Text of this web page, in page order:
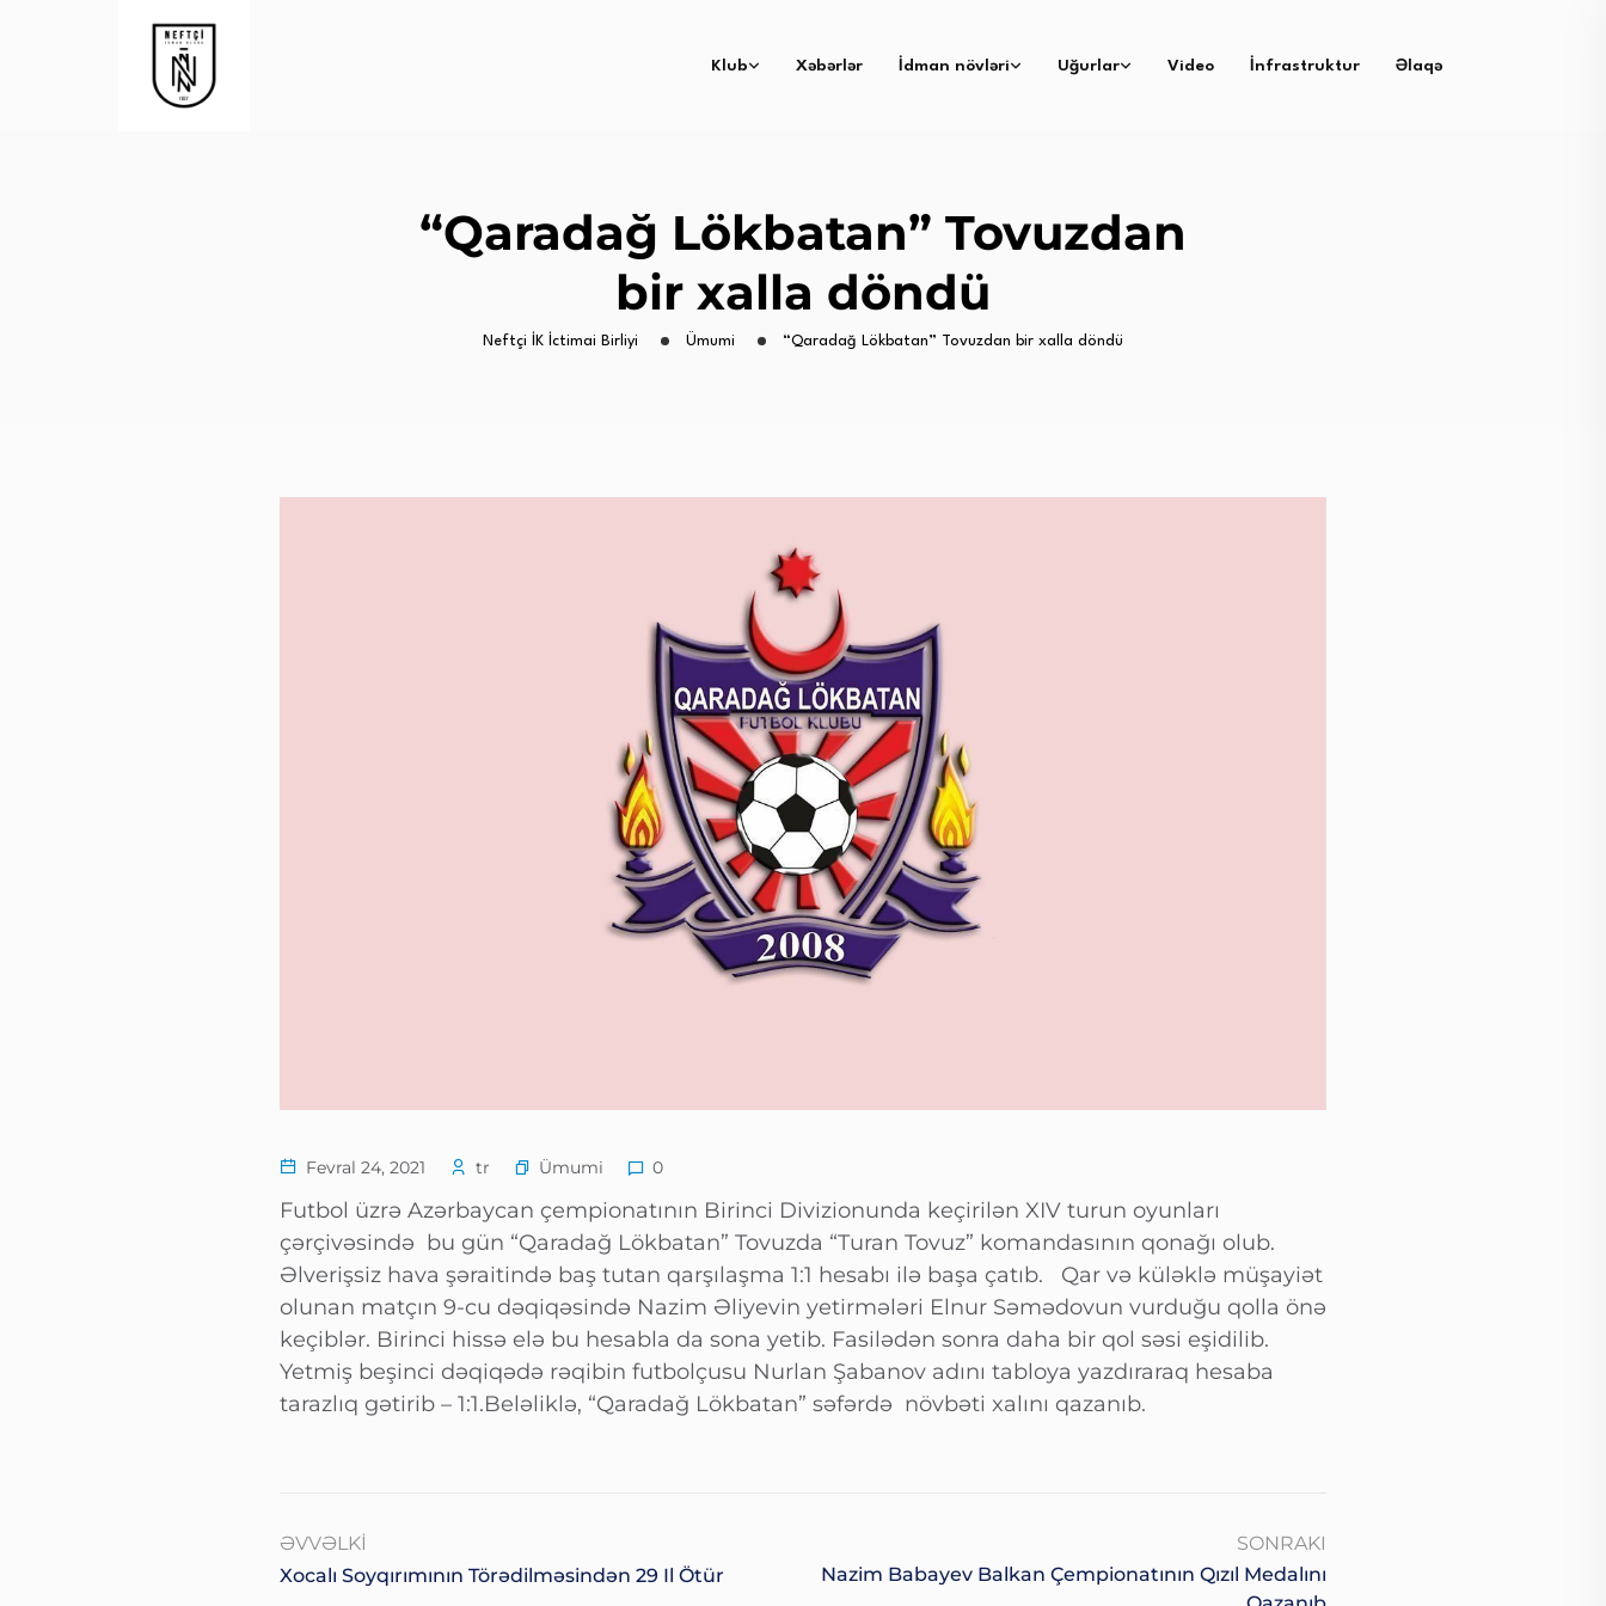
Klub Xəbərlər İdman növləri Uğurlar Video İnfrastruktur Əlaqə
“Qaradağ Lökbatan” Tovuzdan
bir xalla döndü
Neftçi İK İctimai Birliyi Ümumi “Qaradağ Lökbatan” Tovuzdan bir xalla döndü
Fevral 24, 2021 tr Ümumi 0
Futbol üzrə Azərbaycan çempionatının Birinci Divizionunda keçirilən XIV turun oyunları
çərçivəsində bu gün “Qaradağ Lökbatan” Tovuzda “Turan Tovuz” komandasının qonağı olub.
Əlverişsiz hava şəraitində baş tutan qarşılaşma 1:1 hesabı ilə başa çatıb. Qar və küləklə müşayiət
olunan matçın 9-cu dəqiqəsində Nazim Əliyevin yetirmələri Elnur Səmədovun vurduğu qolla önə
keçiblər. Birinci hissə elə bu hesabla da sona yetib. Fasilədən sonra daha bir qol səsi eşidilib.
Yetmiş beşinci dəqiqədə rəqibin futbolçusu Nurlan Şabanov adını tabloya yazdıraraq hesaba
tarazlıq gətirib – 1:1.Beləliklə, “Qaradağ Lökbatan” səfərdə növbəti xalını qazanıb.
ƏVVƏLKI
Xocalı Soyqırımının Törədilməsindən 29 Il Ötür
SONRAKI
Nazim Babayev Balkan Çempionatının Qızıl Medalını